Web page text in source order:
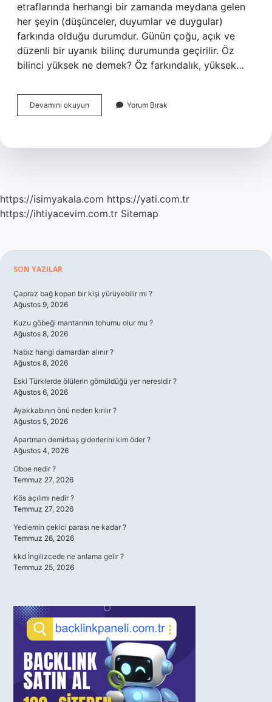
etraflarında herhangi bir zamanda meydana gelen
her şeyin (düşünceler, duyumlar ve duygular)
farkında olduğu durumdur. Günün çoğu, açık ve
düzenli bir uyanık bilinç durumunda geçirilir. Öz
bilinci yüksek ne demek? Öz farkındalık, yüksek…
Devamını okuyun
Ve
Arasındaki
Yorum Bırak
https://isimyakala.com https://yati.com.tr
https://ihtiyacevim.com.tr Sitemap
Sidebar
SON YAZILAR
Çapraz bağ kopan bir kişi yürüyebilir mi ?
Ağustos 9, 2026
Kuzu göbeği mantarının tohumu olur mu ?
Ağustos 8, 2026
Nabız hangi damardan alınır ?
Ağustos 8, 2026
Eski Türklerde ölülerin gömüldüğü yer neresidir ?
Ağustos 6, 2026
Ayakkabının önü neden kırılır ?
Ağustos 5, 2026
Apartman demirbaş giderlerini kim öder ?
Ağustos 4, 2026
Oboe nedir ?
Temmuz 27, 2026
Kös açılımı nedir ?
Temmuz 27, 2026
Yediemin çekici parası ne kadar ?
Temmuz 26, 2026
kkd İngilizcede ne anlama gelir ?
Temmuz 25, 2026